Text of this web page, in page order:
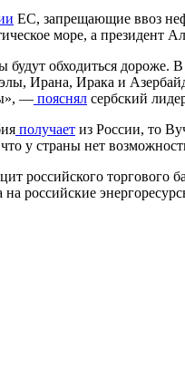
ЕС, запрещающие ввоз
море, а президент
будут обходиться дороже.
Ирана, Ирака и
— пояснял сербский
получает из России, то
у страны нет
российского торгового
на российские